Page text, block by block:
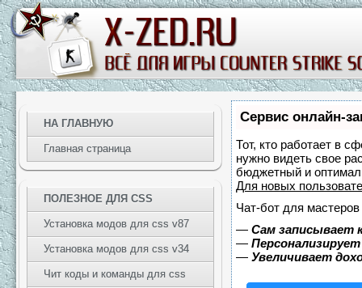
Сервис онлайн-
Тот, кто работает в
нужно видеть свое
бюджетный и
Для новых
Чат-бот для
— Сам записывает
—
— Увеличивает
НА ГЛАВНУЮ
Главная страница
ПОЛЕЗНОЕ ДЛЯ CSS
Установка модов для css v87
Установка модов для css v34
Чит коды и команды для css